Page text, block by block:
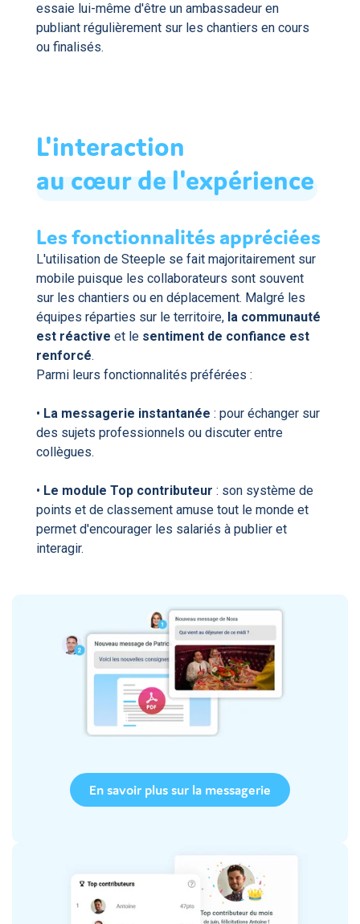
essaie lui-même d'être un ambassadeur en
publiant régulièrement sur les chantiers en cours
ou finalisés.
L'interaction
au cœurde l'expérience
Les fonctionnalités appréciées
L'utilisation de Steeple se fait majoritairement sur
mobile puisque les collaborateurs sont souvent
sur les chantiers ou en déplacement. Malgré les
équipes réparties sur le territoire, la communauté
est réactive et le sentiment de confiance est
renforcé.
Parmi leurs fonctionnalités préférées :
• La messagerie instantanée : pour échanger sur
des sujets professionnels ou discuter entre
collègues.
• Le module Top contributeur : son système de
points et de classement amuse tout le monde et
permet d'encourager les salariés à publier et
interagir.
En savoir plus sur la messagerie